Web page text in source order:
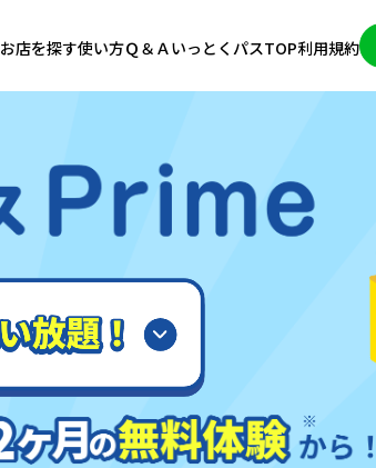
お店を探す使い方Ｑ＆ＡいっとくパスTOP利用規約